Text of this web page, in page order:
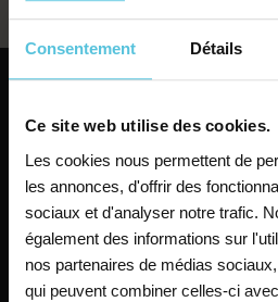
Consentement Détails
Ce site web utilise des cookies.
Les cookies nous permettent de
les annonces, d'offrir des
sociaux et d'analyser notre trafic.
également des informations sur
nos partenaires de médias
qui peuvent combiner celles-ci